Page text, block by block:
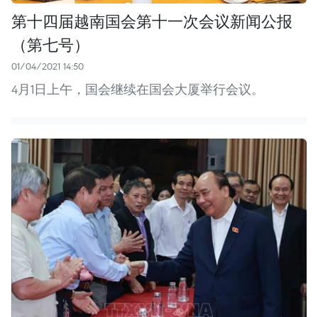
第十四届越南国会第十一次会议新闻公报
（第七号）
01/04/2021 14:50
4月1日上午，国会继续在国会大厦举行会议。